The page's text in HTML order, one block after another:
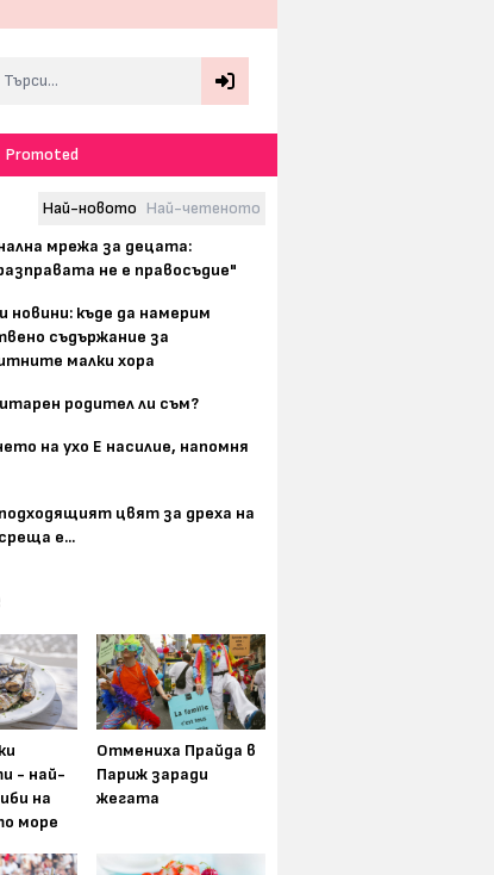
Promoted
Най-новото Най-четеното
мрежа за децата:
не е правосъдие"
новини: къде да намерим
съдържание за
малки хора
родител ли съм?
на ухо Е насилие, напомня
цвят за дреха на
е...
- най-
на
море
Отмениха Прайда в
Париж заради
жегата